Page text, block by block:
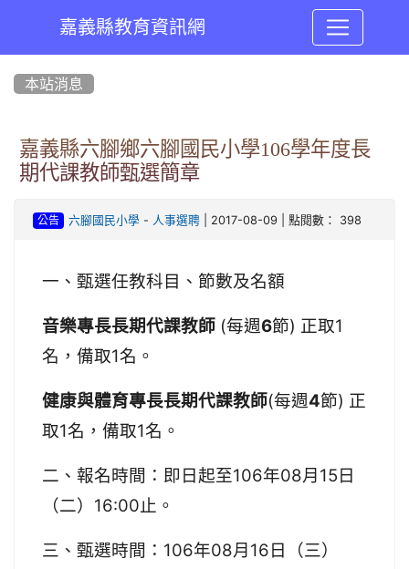
嘉義縣教育資訊網
本站消息
嘉義縣六腳鄉六腳國民小學106學年度長
期代課教師甄選簡章
公告 六腳國民小學- 人事選聘| 2017-08-09 | 點閱數： 398
一、甄選任教科目、節數及名額
音樂專長長期代課教師 (每週6節) 正取1
名，備取1名。
健康與體育專長長期代課教師(每週4節) 正
取1名，備取1名。
二、 報名時間：即日起至106年08月 15 日
（二） 16:00止。
三、甄選時間： 106年08月 16 日（三）